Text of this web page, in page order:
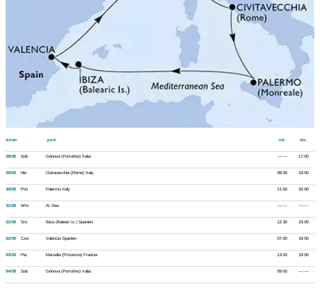
dzień port do:
od:
17:00
---:---
28/08 Sob Génova (Portofino) Italia
19:00
08:00
29/08 Nie Civitavecchia (Rome) Italy
20:00
11:00
30/08 Pon Palermo Italy
---:---
---:---
31/08 Wto At Sea
23:00
12:30
01/09 Sro Ibiza (Baleari Is.) Spanien
16:00
07:00
02/09 Czw Valencia Spanien
19:00
13:00
03/09 Pia Marsella (Provenza) Francia
---:---
09:00
04/09 Sob Génova (Portofino) Italia